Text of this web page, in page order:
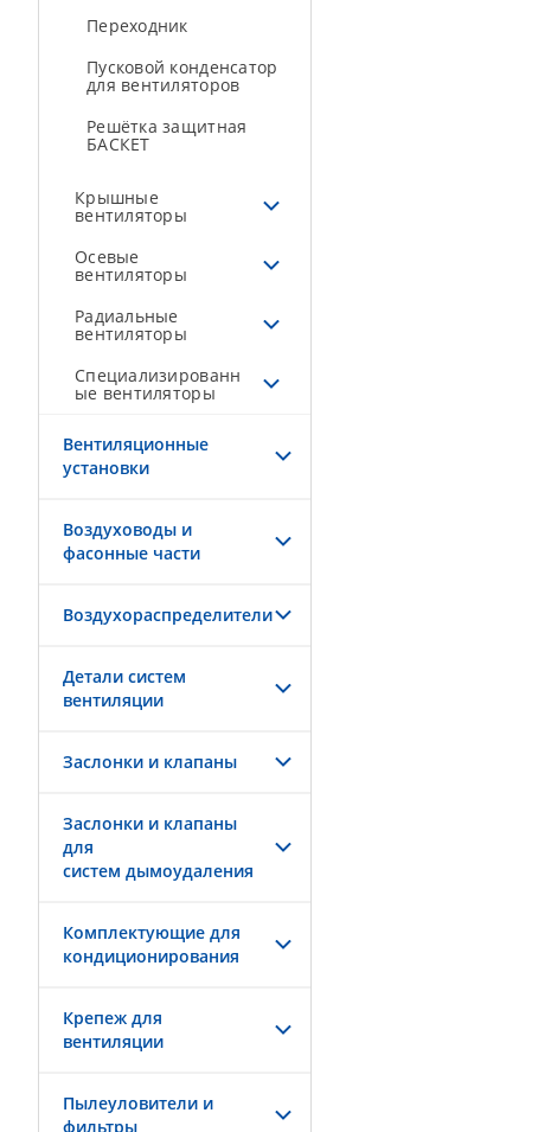
Переходник
Пусковой конденсатор
для вентиляторов
Решётка защитная
БАСКЕТ
Крышные
вентиляторы
Осевые
вентиляторы
Радиальные
вентиляторы
Специализированн
ые вентиляторы
Вентиляционные
установки
Воздуховоды и
фасонные части
Воздухораспределители
Детали систем
вентиляции
Заслонки и клапаны
Заслонки и клапаны
для
систем дымоудаления
Комплектующие для
кондиционирования
Крепеж для
вентиляции
Пылеуловители и
фильтры